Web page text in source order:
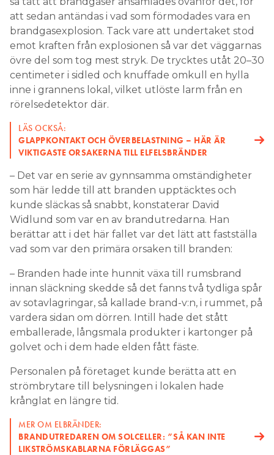
att sedan antändas i vad som förmodades vara en
brandgasexplosion. Tack vare att undertaket stod
emot kraften från explosionen så var det väggarnas
övre del som tog mest stryk. De trycktes utåt 20–30
centimeter i sidled och knuffade omkull en hylla
inne i grannens lokal, vilket utlöste larm från en
rörelsedetektor där.
LÄS OCKSÅ:
GLAPPKONTAKT OCH ÖVERBELASTNING – HÄR ÄR
VIKTIGASTE ORSAKERNA TILL ELFELSBRÄNDER
– Det var en serie av gynnsamma omständigheter
som här ledde till att branden upptäcktes och
kunde släckas så snabbt, konstaterar David
Widlund som var en av brandutredarna. Han
berättar att i det här fallet var det lätt att fastställa
vad som var den primära orsaken till branden:
– Branden hade inte hunnit växa till rumsbrand
innan släckning skedde så det fanns två tydliga spår
av sotavlagringar, så kallade brand-v:n, i rummet, på
vardera sidan om dörren. Intill hade det stått
emballerade, långsmala produkter i kartonger på
golvet och i dem hade elden fått fäste.
Personalen på företaget kunde berätta att en
strömbrytare till belysningen i lokalen hade
krånglat en längre tid.
MER OM ELBRÄNDER:
BRANDUTREDAREN OM SOLCELLER: ”SÅ KAN INTE
LIKSTRÖMSKABLARNA FÖRLÄGGAS”